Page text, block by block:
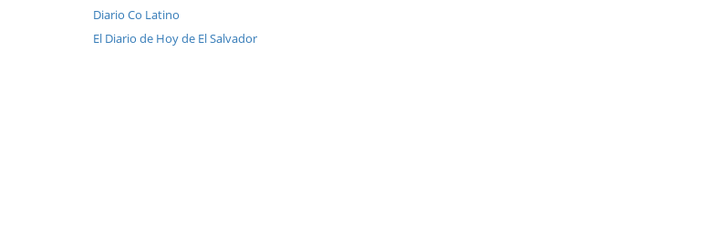
Diario Co Latino
El Diario de Hoy de El Salvador